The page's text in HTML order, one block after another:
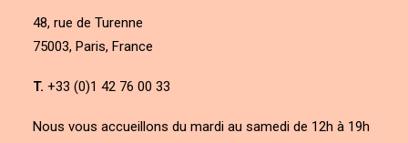
48, rue de Turenne
75003, Paris, France
T. +33 (0)1 42 76 00 33
Nous vous accueillons du mardi au samedi de 12h à 19h